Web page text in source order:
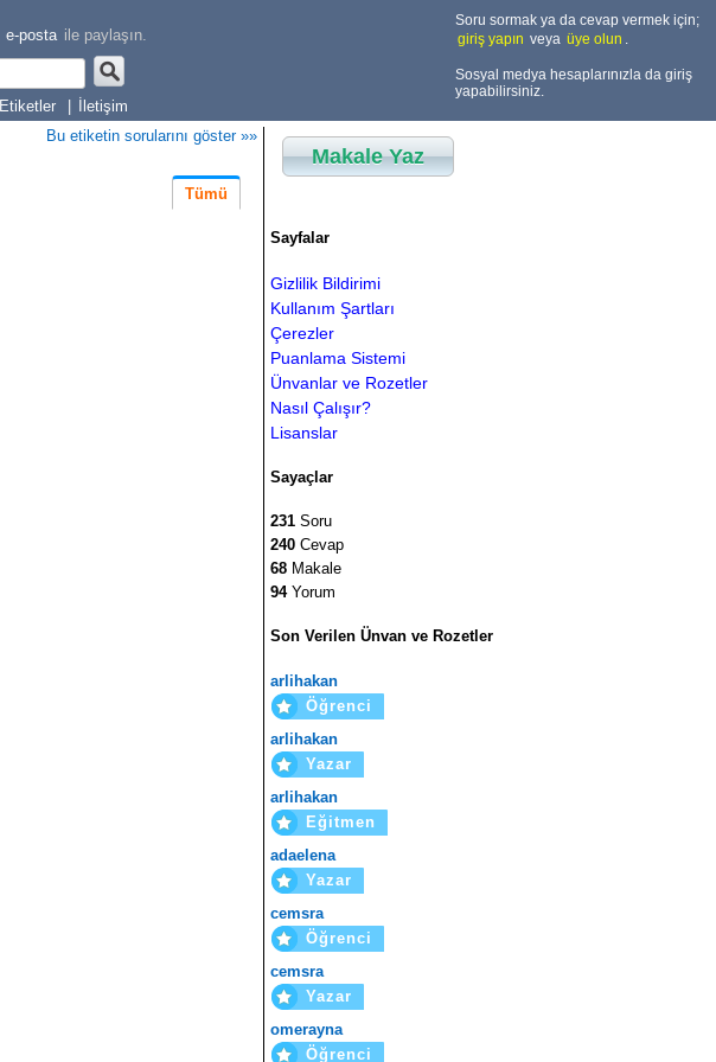
e-posta ile paylaşın.
Etiketler İletişim
Soru sormak ya da cevap vermek için;
giriş yapın veya üye olun .
Sosyal medya hesaplarınızla da giriş
yapabilirsiniz.
Bu etiketin sorularını göster »»
Tümü
Makale Yaz
Sayfalar
Gizlilik Bildirimi
Kullanım Şartları
Çerezler
Puanlama Sistemi
Ünvanlar ve Rozetler
Nasıl Çalışır?
Lisanslar
Sayaçlar
231 Soru
240 Cevap
68 Makale
94Yorum
Son Verilen Ünvan ve Rozetler
arlihakan
Öğrenci
arlihakan
Yazar
arlihakan
Eğitmen
adaelena
Yazar
cemsra
Öğrenci
cemsra
Yazar
omerayna
Öğrenci